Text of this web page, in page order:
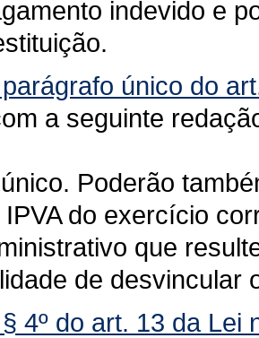
indevido e
único do
a seguinte
Poderão
do exercício
que
de desvincular
4º do art. 13 da Lei